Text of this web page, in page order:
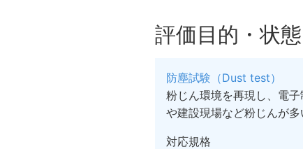
評価目的・状
防塵試験（Dust test）
粉じん環境を再現し、電
や建設現場など粉じんが
対応規格